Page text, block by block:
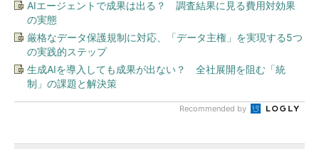
AIエージェントで成果は出る？ 調査結果に見る費用対効果
の実態
厳格なデータ保護規制に対応、「データ主権」を実現する5つ
の実践的ステップ
生成AIを導入しても成果が出ない？ 全社展開を阻む「統
制」の課題と解決策
Recommended by